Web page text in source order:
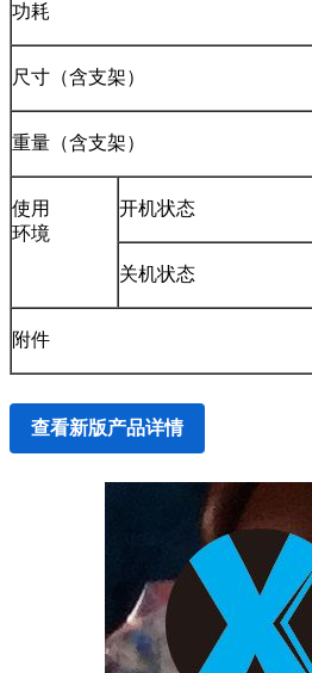
功耗
尺寸（含支架）
重量（含支架）
使用
环境
开机状态
关机状态
附件
查看新版产品详情